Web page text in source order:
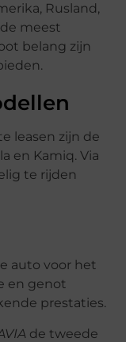
Rusland,
meest
belang zijn
leasen zijn de
en Kamiq. Via
te rijden
auto voor het
en genot
prestaties.
de tweede